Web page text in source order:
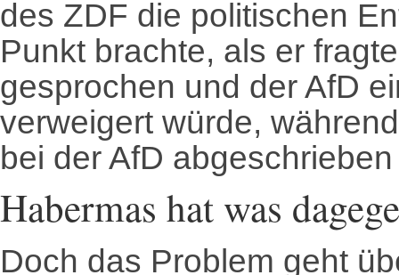
des ZDF die politischen
Punkt brachte, als er
gesprochen und der AfD
verweigert würde,
bei der AfD
Habermas hat was
Doch das Problem geht